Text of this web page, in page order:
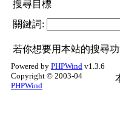
搜尋目標
關鍵詞:
若你想要用本站的搜尋
Powered by PHPWind v1.3.6
Copyright © 2003-04
PHPWind